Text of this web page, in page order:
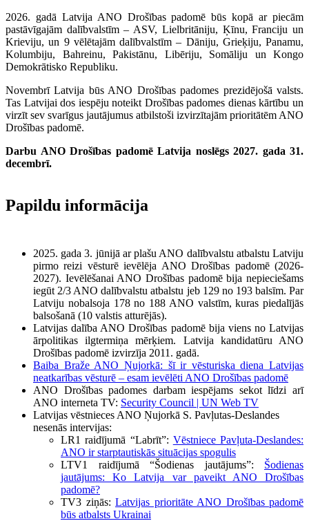
2026. gadā Latvija ANO Drošības padomē būs kopā ar piecām
pastāvīgajām dalībvalstīm – ASV, Lielbritāniju, Ķīnu, Franciju un
Krieviju, un 9 vēlētajām dalībvalstīm – Dāniju, Grieķiju, Panamu,
Kolumbiju, Bahreinu, Pakistānu, Libēriju, Somāliju un Kongo
Demokrātisko Republiku.
Novembrī Latvija būs ANO Drošības padomes prezidējošā valsts.
Tas Latvijai dos iespēju noteikt Drošības padomes dienas kārtību un
virzīt sev svarīgus jautājumus atbilstoši izvirzītajām prioritātēm ANO
Drošības padomē.
Darbu ANO Drošības padomēLatvija noslēgs 2027. gada 31.
decembrī.
Papildu informācija
2025. gada 3. jūnijā ar plašu ANO dalībvalstu atbalstu Latviju
pirmo reizi vēsturē ievēlēja ANO Drošības padomē (2026-
2027). Ievēlēšanai ANO Drošības padomē bija nepieciešams
iegūt 2/3 ANO dalībvalstu atbalstu jeb 129 no 193 balsīm. Par
Latviju nobalsoja 178 no 188 ANO valstīm, kuras piedalījās
balsošanā (10 valstis atturējās).
Latvijas dalība ANO Drošības padomē bija viens no Latvijas
ārpolitikas ilgtermiņa mērķiem. Latvija kandidatūru ANO
Drošības padomē izvirzīja 2011. gadā.
Baiba Braže ANO Ņujorkā: šī ir vēsturiska diena Latvijas
neatkarības vēsturē – esam ievēlēti ANO Drošības padomē
ANO Drošības padomes darbam iespējams sekot līdzi arī
ANO interneta TV: Security Council | UN Web TV
Latvijas vēstnieces ANO Ņujorkā S. Pavļutas-Deslandes
nesenās intervijas:
LR1 raidījumā “Labrīt”: Vēstniece Pavļuta-Deslandes:
ANO ir starptautiskās situācijas spogulis
LTV1 raidījumā “Šodienas jautājums”: Šodienas
jautājums: Ko Latvija var paveikt ANO Drošības
padomē?
TV3 ziņās: Latvijas prioritāte ANO Drošības padomē
būs atbalsts Ukrainai